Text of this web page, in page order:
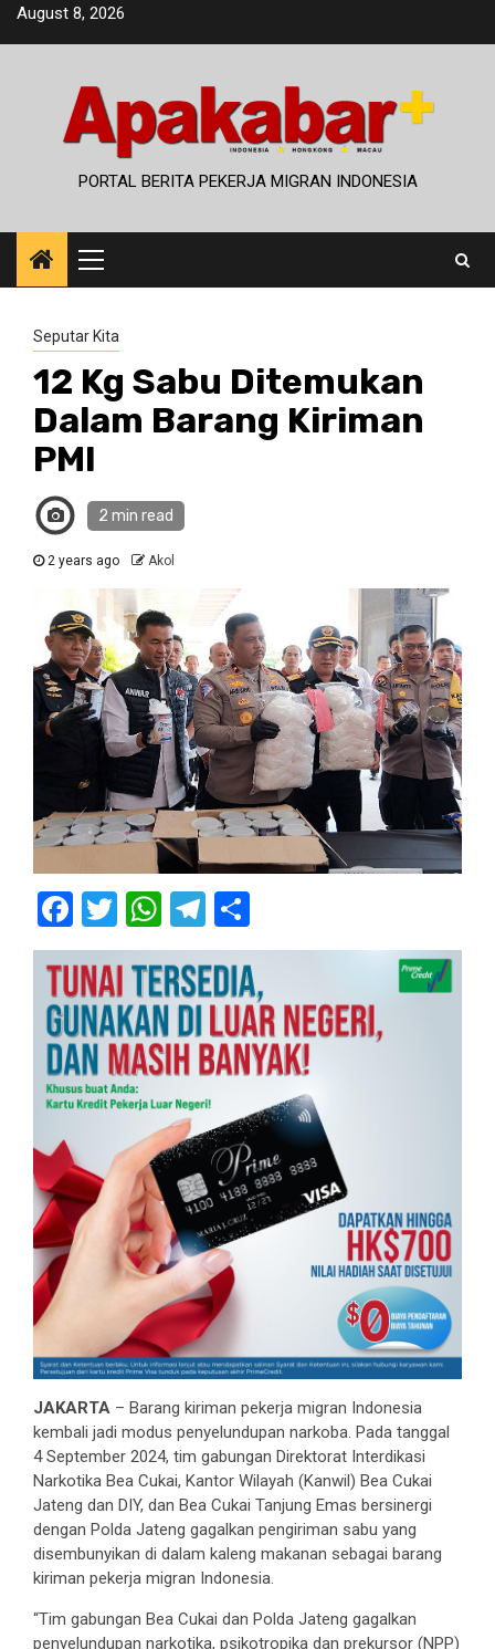
SkipAugust 8, 2026
PORTAL BERITA PEKERJA MIGRAN INDONESIA
Primary
Menu
Seputar Kita
12 Kg Sabu Ditemukan
Dalam Barang Kiriman
PMI
2 min read
2 years ago Akol
Facebook
Twitter
WhatsApp
Telegram
JAKARTA – Barang kiriman pekerja migran Indonesia
kembali jadi modus penyelundupan narkoba. Pada tanggal
4 September 2024, tim gabungan Direktorat Interdikasi
Narkotika Bea Cukai, Kantor Wilayah (Kanwil) Bea Cukai
Jateng dan DIY, dan Bea Cukai Tanjung Emas bersinergi
dengan Polda Jateng gagalkan pengiriman sabu yang
disembunyikan di dalam kaleng makanan sebagai barang
kiriman pekerja migran Indonesia.
“Tim gabungan Bea Cukai dan Polda Jateng gagalkan
penyelundupan narkotika, psikotropika dan prekursor (NPP)